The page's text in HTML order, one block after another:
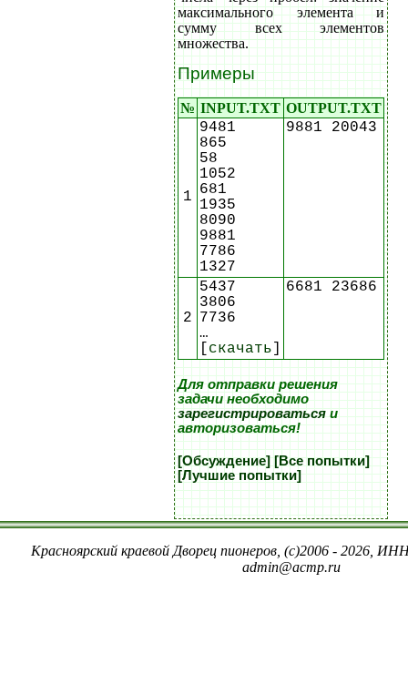
максимального элемента и
сумму всех элементов
множества.
Примеры
№ INPUT.TXT OUTPUT.TXT
1
9481
865
58
1052
681
1935
8090
9881
7786
1327
9881 20043
2
5437
3806
7736
…
[ скачать ]
6681 23686
Для отправки решения
задачи необходимо
зарегистрироватьсяи
авторизоваться!
[Обсуждение] [Все попытки]
[Лучшие попытки]
Красноярский краевой Дворец пионеров, (c)2006 - 2026,
admin@acmp.ru